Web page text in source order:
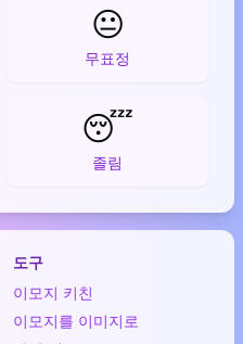
😐
무표정
😴
졸림
도구
이모지 키친
이모지를 이미지로